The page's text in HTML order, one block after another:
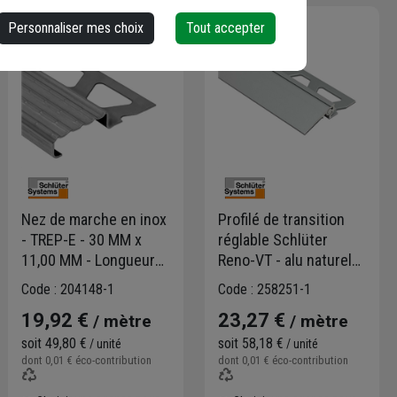
Nez de marche en inox
- TREP-E - 30 MM x
11,00 MM - Longueur
2,50 M
Code : 204148-1
19,92 € / mètre
soit49,80 € / unité
dont 0,01 € éco-contribution
Profilé de transition
réglable Schlüter
Reno-VT - alu naturel
anodisé mat - longueur
2,50 M
Code : 258251-1
23,27 € / mètre
soit 58,18 € / unité
dont 0,01 € éco-contribution
Personnaliser mes choix Tout accepter